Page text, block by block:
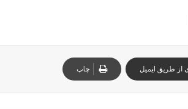
از طریق ایمیل چاپ